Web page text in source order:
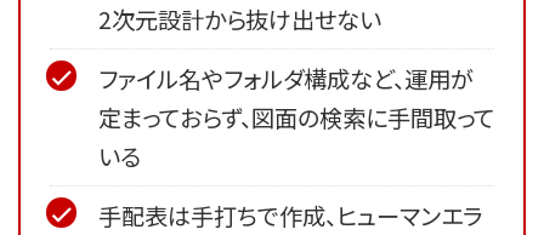
2次元設計から抜け出せない
ファイル名やフォルダ構成など、運用が
定まっておらず、図面の検索に手間取って
いる
手配表は手打ちで作成、ヒューマンエラ